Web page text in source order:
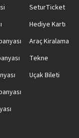
SeturTicket
Hediye Kartı
Araç Kiralama
Tekne
Uçak Bileti